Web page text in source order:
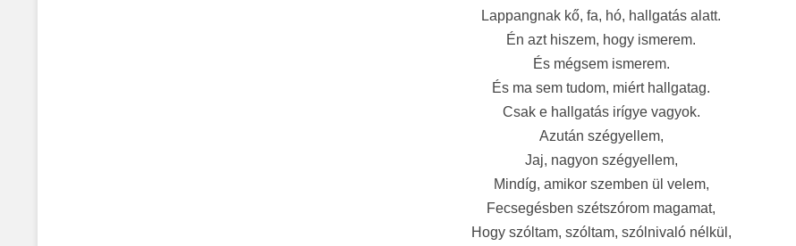
Lappangnak kő, fa, hó, hallgatás alatt.
Én azt hiszem, hogy ismerem.
És mégsem ismerem.
És ma sem tudom, miért hallgatag.
Csak e hallgatás irígye vagyok.
Azután szégyellem,
Jaj, nagyon szégyellem,
Mindíg, amikor szemben ül velem,
Fecsegésben szétszórom magamat,
Hogy szóltam, szóltam, szólnivaló nélkül,